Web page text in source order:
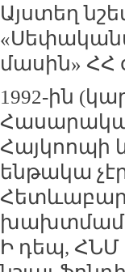
Այստեղ
մասին» ՀՀ
1992-ին
Հայկոոպի
ենթակա
Հետևաբար,
Ի դեպ, ՀՆՄ